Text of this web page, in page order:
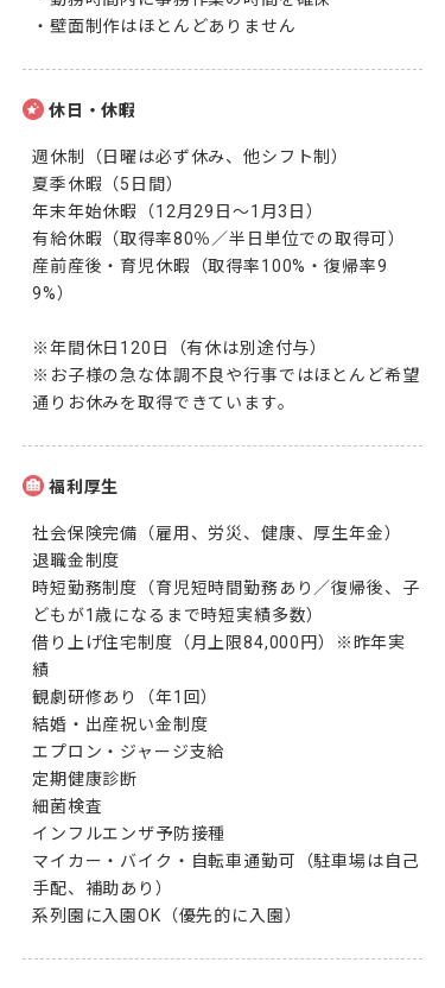
・壁面制作はほとんどありません
休日・休暇
週休制（日曜は必ず休み、他シフト制）
夏季休暇（5日間）
年末年始休暇（12月29日〜1月3日）
有給休暇（取得率80％／半日単位での取得可）
産前産後・育児休暇（取得率100%・復帰率9
9%）
※年間休日120日（有休は別途付与）
※お子様の急な体調不良や行事ではほとんど希望
通りお休みを取得できています。
福利厚生
社会保険完備（雇用、労災、健康、厚生年金）
退職金制度
時短勤務制度（育児短時間勤務あり／復帰後、子
どもが1歳になるまで時短実績多数）
借り上げ住宅制度（月上限84,000円）※昨年実
績
観劇研修あり（年1回）
結婚・出産祝い金制度
エプロン・ジャージ支給
定期健康診断
細菌検査
インフルエンザ予防接種
マイカー・バイク・自転車通勤可（駐車場は自己
手配、補助あり）
系列園に入園OK（優先的に入園）